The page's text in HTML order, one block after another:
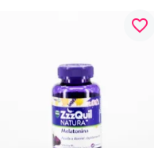
favorite_border